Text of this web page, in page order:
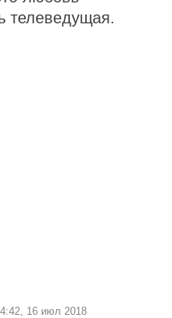
телеведущая.
16 июл 2018